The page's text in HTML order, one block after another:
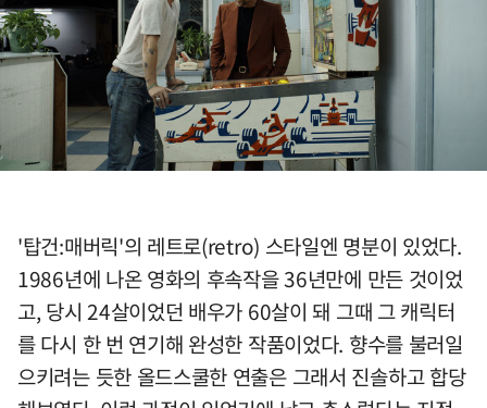
'탑건:매버릭'의 레트로(retro) 스타일엔 명분이 있었다.
1986년에 나온 영화의 후속작을 36년만에 만든 것이었
고, 당시 24살이었던 배우가 60살이 돼 그때 그 캐릭터
를 다시 한 번 연기해 완성한 작품이었다. 향수를 불러일
으키려는 듯한 올드스쿨한 연출은 그래서 진솔하고 합당